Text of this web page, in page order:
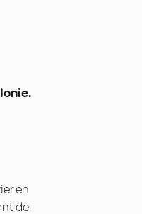
en
de